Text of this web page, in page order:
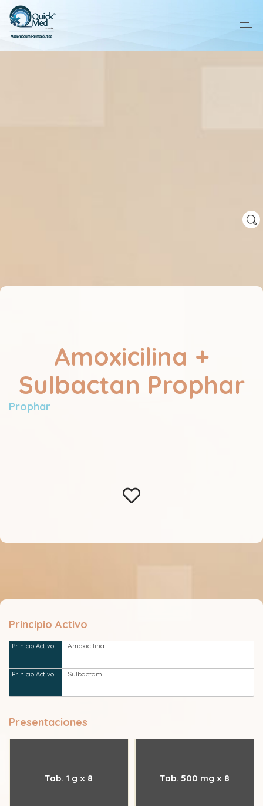
Amoxicilina +
Sulbactan Prophar
Prophar
Principio Activo
Amoxicilina
Sulbactam
Presentaciones
Tab. 1 g x 8 Tab. 500 mg x 8